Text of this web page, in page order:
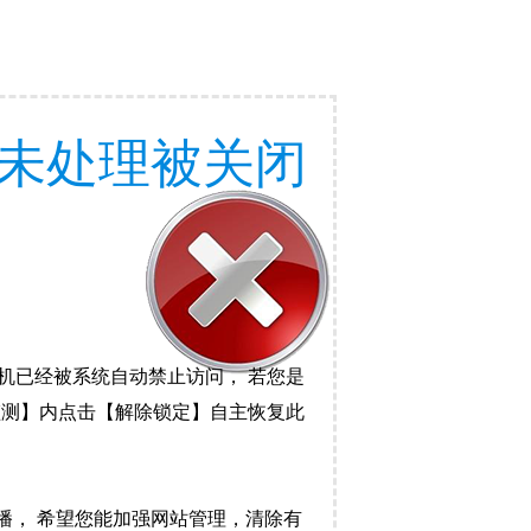
处理被关闭
已经被系统自动禁止访问， 若您是
】内点击【解除锁定】自主恢复此
， 希望您能加强网站管理，清除有